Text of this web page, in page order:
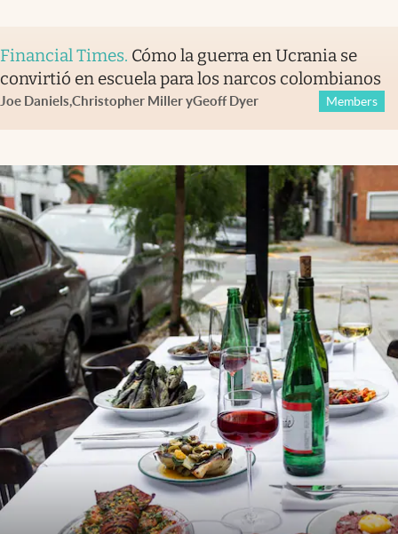
Financial Times. Cómo la guerra en Ucrania se
convirtió en escuela para los narcos colombianos
Joe Daniels,Christopher MilleryGeoff Dyer Members